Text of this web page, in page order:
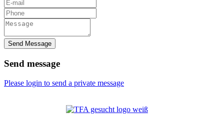
Send Message
Send message
Please login to send a private message